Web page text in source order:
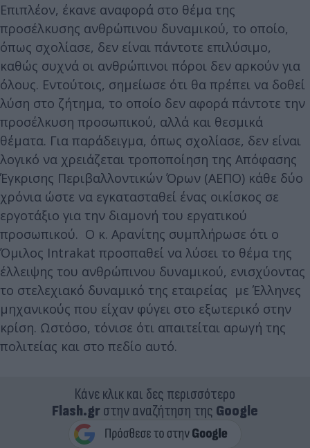
Επιπλέον, έκανε αναφορά στο θέμα της
προσέλκυσης ανθρώπινου δυναμικού, το οποίο,
όπως σχολίασε, δεν είναι πάντοτε επιλύσιμο,
καθώς συχνά οι ανθρώπινοι πόροι δεν αρκούν για
όλους. Εντούτοις, σημείωσε ότι θα πρέπει να δοθεί
λύση στο ζήτημα, το οποίο δεν αφορά πάντοτε την
προσέλκυση προσωπικού, αλλά και θεσμικά
θέματα. Για παράδειγμα, όπως σχολίασε, δεν είναι
λογικό να χρειάζεται τροποποίηση της Απόφασης
Έγκρισης Περιβαλλοντικών Όρων (ΑΕΠΟ) κάθε δύο
χρόνια ώστε να εγκατασταθεί ένας οικίσκος σε
εργοτάξιο για την διαμονή του εργατικού
προσωπικού. Ο κ. Αρανίτης συμπλήρωσε ότι ο
Όμιλος Intrakat προσπαθεί να λύσει το θέμα της
έλλειψης του ανθρώπινου δυναμικού, ενισχύοντας
το στελεχιακό δυναμικό της εταιρείας με Έλληνες
μηχανικούς που είχαν φύγει στο εξωτερικό στην
κρίση. Ωστόσο, τόνισε ότι απαιτείται αρωγή της
πολιτείας και στο πεδίο αυτό.
Κάνε κλικ και δες περισσότερο
Flash.grστην αναζήτηση της Google